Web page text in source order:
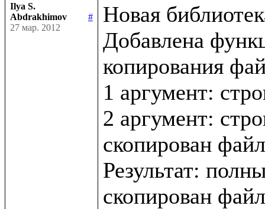
Ilya S.
Abdrakhimov
#
27 мар. 2012
Новая
Добавлена
копирования
1 аргумент:
2 аргумент:
скопирован
Результат:
скопирован